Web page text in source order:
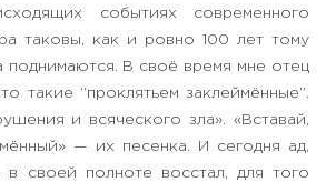
событиях современного
таковы, как и ровно 100 лет тому
поднимаются. В своё время мне отец
такие “проклятьем заклеймённые”.
и всяческого зла». «Вставай,
— их песенка. И сегодня ад,
в своей полноте восстал, для того